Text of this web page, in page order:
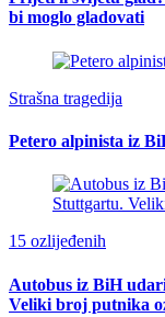
bi moglo gladovati
Strašna tragedija
Petero alpinista iz
15 ozlijeđenih
Autobus iz BiH
Veliki broj putnika